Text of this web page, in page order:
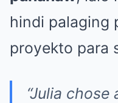
hindi palaging
proyekto para
“Julia